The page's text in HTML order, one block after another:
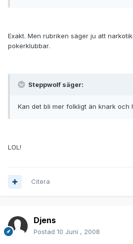
Exakt. Men rubriken säger ju att
pokerklubbar.
Steppwolf säger:
Kan det bli mer folkligt än knark och
LOL!
Citera
Djens
Postad 10 Juni , 2008